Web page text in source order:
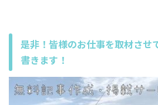
是非！皆様のお仕事を取材させ
書きます！